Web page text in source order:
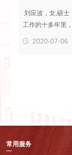
刘应波，女,硕士
工作的十多年里
于云南国土资源
2020-07-06
常用服务